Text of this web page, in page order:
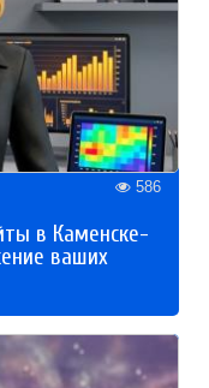
586
в Каменске-
ваших